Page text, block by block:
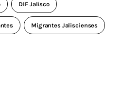
DIF Jalisco
Migrantes Jaliscienses